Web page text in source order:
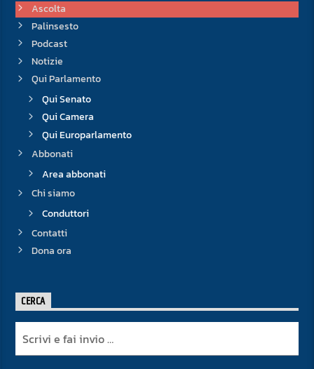
Ascolta
Palinsesto
Podcast
Notizie
Qui Parlamento
Qui Senato
Qui Camera
Qui Europarlamento
Abbonati
Area abbonati
Chi siamo
Conduttori
Contatti
Dona ora
CERCA